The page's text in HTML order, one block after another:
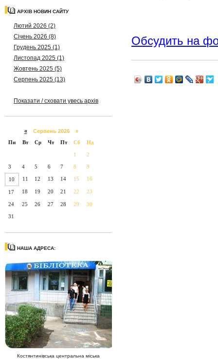
АРХІВ НОВИН САЙТУ
Лютий 2026 (2)
Січень 2026 (8)
Грудень 2025 (1)
Листопад 2025 (1)
Жовтень 2025 (5)
Серпень 2025 (13)
Показати / сховати увесь архів
«Серпень 2026 »
Пн
Вт Ср Чт Пт Сб Нд
1 2
3 4 5 6 7 8 9
10 11 12 13 14 15 16
17 18 19 20 21 22 23
24 25 26 27 28 29 30
31
НАША АДРЕСА:
Костянтинівська центральна міська
Обсудить на